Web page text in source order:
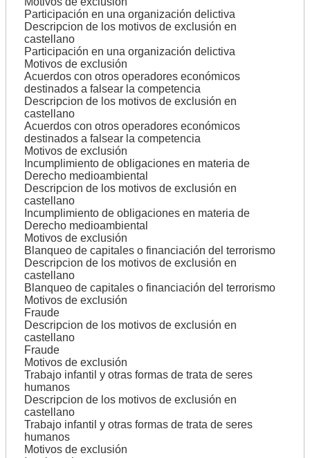
Participación en una organización delictiva
Descripcion de los motivos de exclusión en
castellano
Participación en una organización delictiva
Motivos de exclusión
Acuerdos con otros operadores económicos
destinados a falsear la competencia
Descripcion de los motivos de exclusión en
castellano
Acuerdos con otros operadores económicos
destinados a falsear la competencia
Motivos de exclusión
Incumplimiento de obligaciones en materia de
Derecho medioambiental
Descripcion de los motivos de exclusión en
castellano
Incumplimiento de obligaciones en materia de
Derecho medioambiental
Motivos de exclusión
Blanqueo de capitales o financiación del terrorismo
Descripcion de los motivos de exclusión en
castellano
Blanqueo de capitales o financiación del terrorismo
Motivos de exclusión
Fraude
Descripcion de los motivos de exclusión en
castellano
Fraude
Motivos de exclusión
Trabajo infantil y otras formas de trata de seres
humanos
Descripcion de los motivos de exclusión en
castellano
Trabajo infantil y otras formas de trata de seres
humanos
Motivos de exclusión